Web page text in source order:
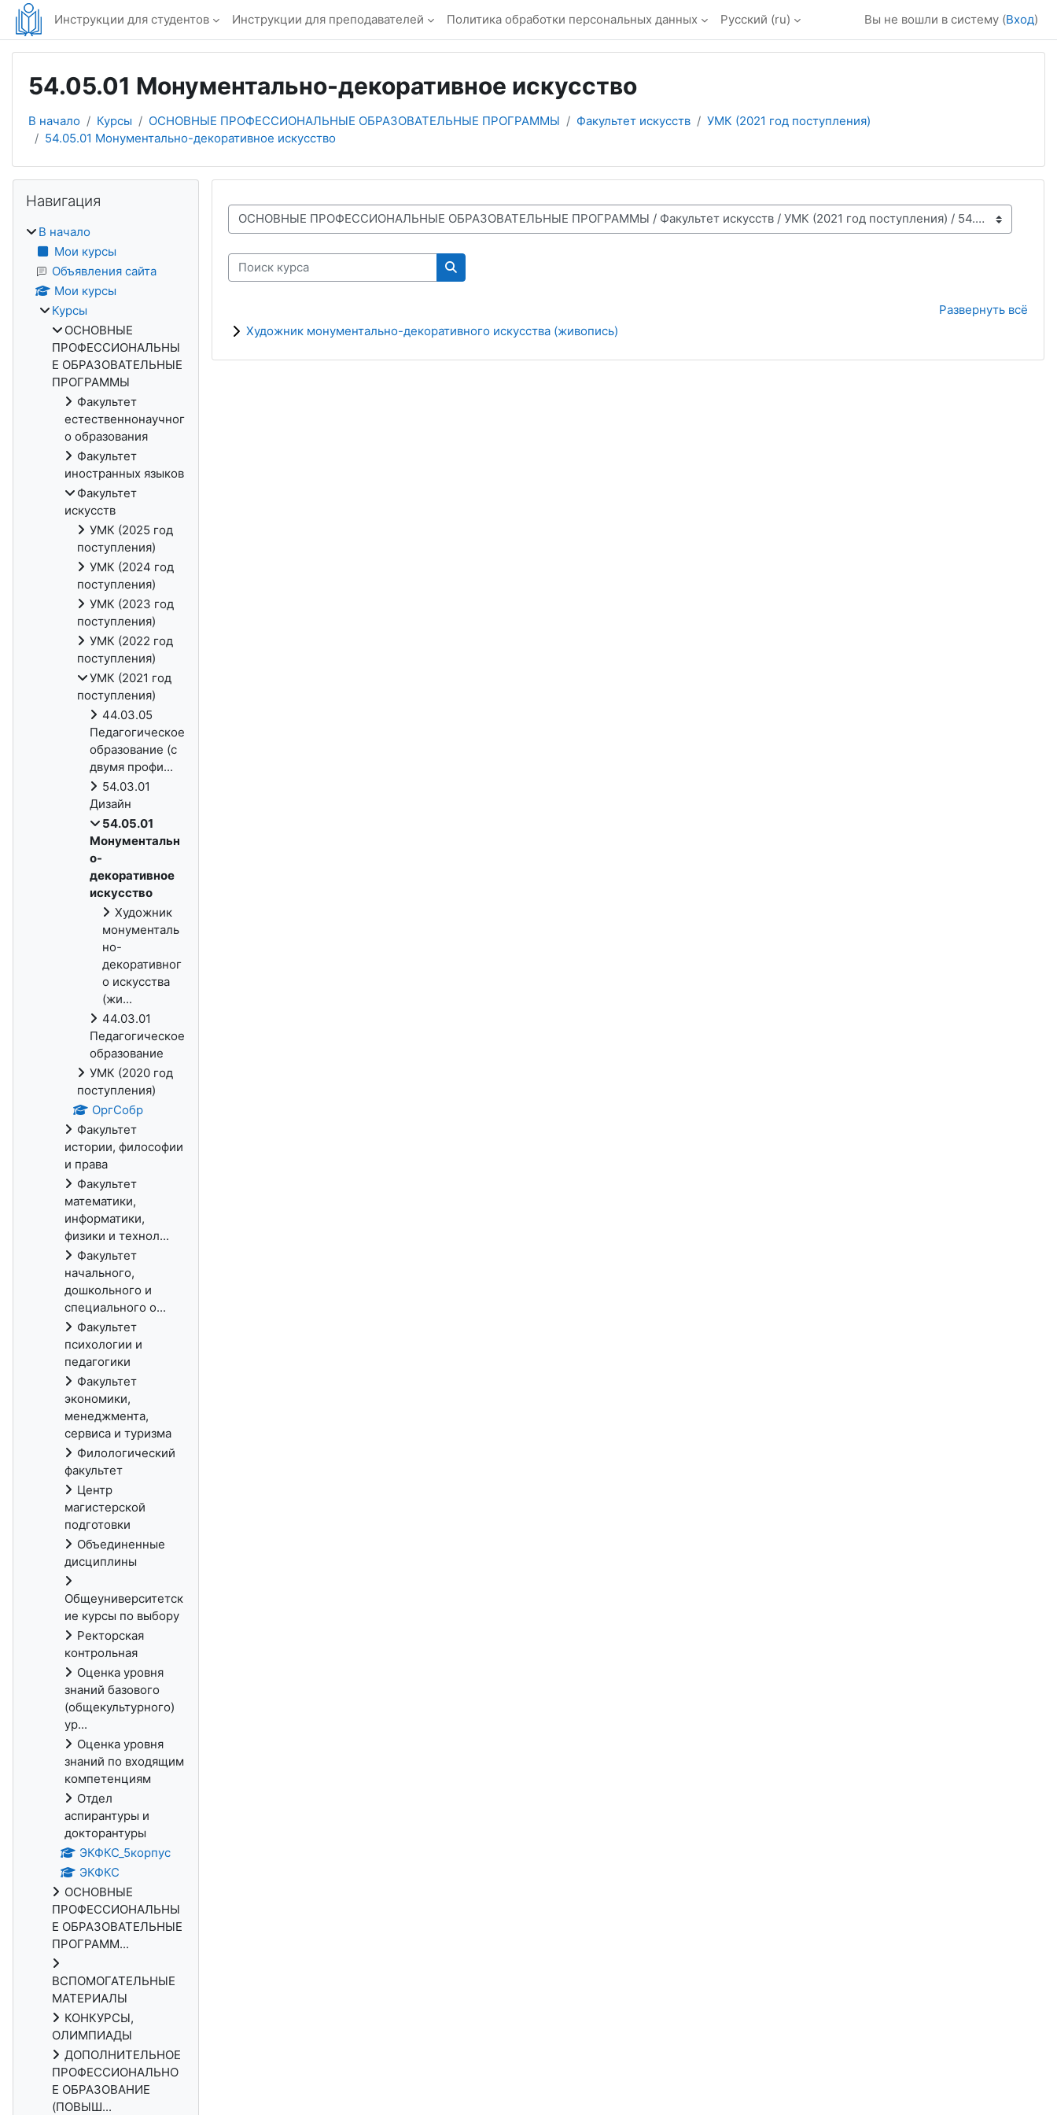
Перейти к основному содержанию
Инструкции для студентов Инструкции для преподавателей Политика обработки персональных данных Русский ‎(ru)‎ Вы не вошли в систему (Вход)
54.05.01 Монументально-декоративное искусство
В начало Курсы ОСНОВНЫЕ ПРОФЕССИОНАЛЬНЫЕ ОБРАЗОВАТЕЛЬНЫЕ ПРОГРАММЫ Факультет искусств
УМК (2021 год поступления)
54.05.01 Монументально-декоративное искусство
Категории курсов
Поиск курса
Поиск курса
Развернуть всё
Художник монументально-декоративного искусства (живопись)
Блоки
Навигация
В начало
Мои курсы
Объявления сайта
Мои курсы
Курсы
ОСНОВНЫЕ
ПРОФЕССИОНАЛЬНЫ
Е ОБРАЗОВАТЕЛЬНЫЕ
ПРОГРАММЫ
Факультет
естественнонаучног
о образования
Факультет
иностранных языков
Факультет
искусств
УМК (2025 год
поступления)
УМК (2024 год
поступления)
УМК (2023 год
поступления)
УМК (2022 год
поступления)
УМК (2021 год
поступления)
44.03.05
Педагогическое
образование (с
двумя профи...
54.03.01
Дизайн
54.05.01
Монументальн
о-
декоративное
искусство
Художник
монументаль
но-
декоративног
о искусства
(жи...
44.03.01
Педагогическое
образование
УМК (2020 год
поступления)
ОргСобр
Факультет
истории, философии
и права
Факультет
математики,
информатики,
физики и технол...
Факультет
начального,
дошкольного и
специального о...
Факультет
психологии и
педагогики
Факультет
экономики,
менеджмента,
сервиса и туризма
Филологический
факультет
Центр
магистерской
подготовки
Объединенные
дисциплины
Общеуниверситетск
ие курсы по выбору
Ректорская
контрольная
Оценка уровня
знаний базового
(общекультурного)
ур...
Оценка уровня
знаний по входящим
компетенциям
Отдел
аспирантуры и
докторантуры
ЭКФКС_5корпус
ЭКФКС
ОСНОВНЫЕ
ПРОФЕССИОНАЛЬНЫ
Е ОБРАЗОВАТЕЛЬНЫЕ
ПРОГРАММ...
ВСПОМОГАТЕЛЬНЫЕ
МАТЕРИАЛЫ
КОНКУРСЫ,
ОЛИМПИАДЫ
ДОПОЛНИТЕЛЬНОЕ
ПРОФЕССИОНАЛЬНО
Е ОБРАЗОВАНИЕ
(ПОВЫШ...